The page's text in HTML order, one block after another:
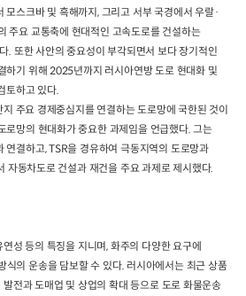
모스크바 및 흑해까지, 그리고 서부 국경에서 우랄·
주요 교통축에 현대적인 고속도로를 건설하는
. 또한 사안의 중요성이 부각되면서 보다 장기적인
하기 위해 2025년까지 러시아연방 도로 현대화 및
토하고 있다.
주요 경제중심지를 연결하는 도로망에 국한된 것이
로망의 현대화가 중요한 과제임을 언급했다. 그는
연결하고, TSR을 경유하여 극동지역의 도로망과
자동차도로 건설과 재건을 주요 과제로 제시했다.
성 등의 특징을 지니며, 화주의 다양한 요구에
식의 운송을 담보할 수 있다. 러시아에서는 최근 상품
전과 도매업 및 상업의 확대 등으로 도로 화물운송